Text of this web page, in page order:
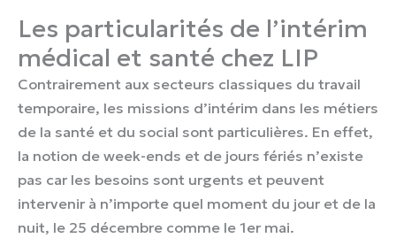
Les particularités de l’intérim
médical et santé chez LIP
Contrairement aux secteurs classiques du travail
temporaire, les missions d’intérim dans les métiers
de la santé et du social sont particulières. En effet,
la notion de week-ends et de jours fériés n’existe
pas car les besoins sont urgents et peuvent
intervenir à n’importe quel moment du jour et de la
nuit, le 25 décembre comme le 1er mai.